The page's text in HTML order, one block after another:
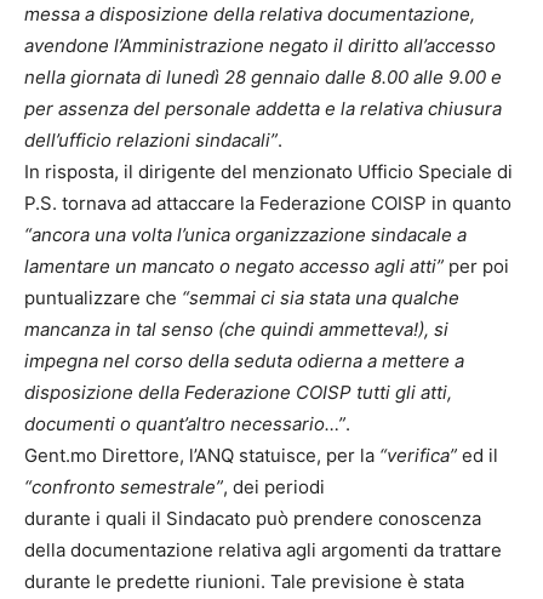
messa a disposizione della relativa documentazione,
avendone l’Amministrazione negato il diritto all’accesso
nella giornata di lunedì 28 gennaio dalle 8.00 alle 9.00 e
per assenza del personale addetta e la relativa chiusura
dell’ufficio relazioni sindacali”.
In risposta, il dirigente del menzionato Ufficio Speciale di
P.S. tornava ad attaccare la Federazione COISP in quanto
“ancora una volta l’unica organizzazione sindacale a
lamentare un mancato o negato accesso agli atti” per poi
puntualizzare che “semmai ci sia stata una qualche
mancanza in tal senso (che quindi ammetteva!), si
impegna nel corso della seduta odierna a mettere a
disposizione della Federazione COISP tutti gli atti,
documenti o quant’altro necessario…”.
Gent.mo Direttore, l’ANQ statuisce, per la “verifica” ed il
“confronto semestrale”, dei periodi
durante i quali il Sindacato può prendere conoscenza
della documentazione relativa agli argomenti da trattare
durante le predette riunioni. Tale previsione è stata